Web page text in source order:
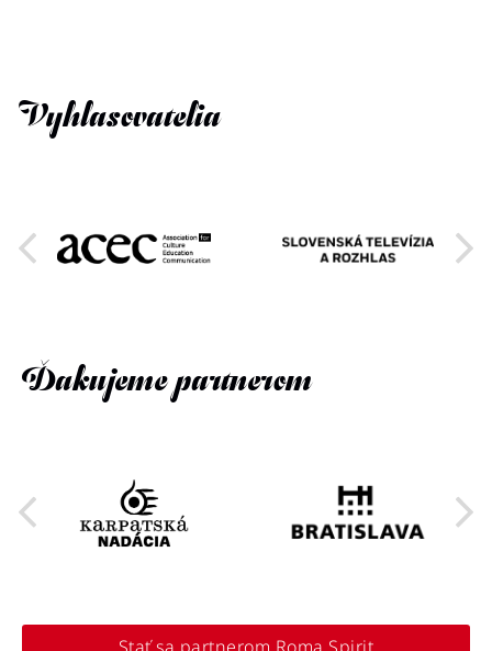
Vyhlasovatelia
Ďakujeme partnerom